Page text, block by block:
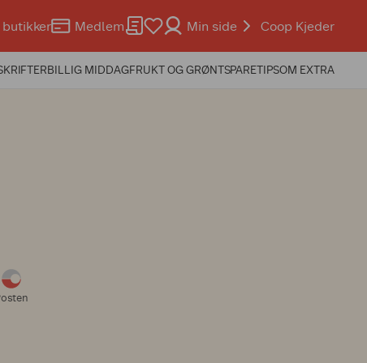
butikker Medlem Min side Coop Kjeder
BILLIG MIDDAGFRUKT OG GRØNTSPARETIPSOM EXTRA